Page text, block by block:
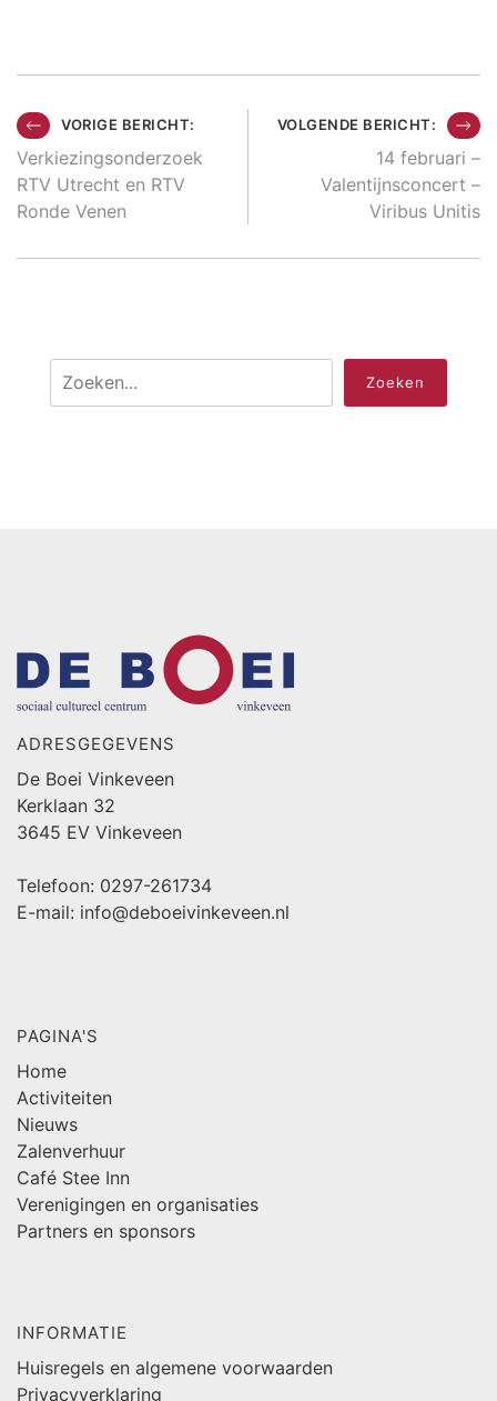
Berichtnavigatie
VORIGE BERICHT:
Verkiezingsonderzoek
RTV Utrecht en RTV
Ronde Venen
VOLGENDE BERICHT:
14 februari –
Valentijnsconcert –
Viribus Unitis
Zoeken
ADRESGEGEVENS
De Boei Vinkeveen
Kerklaan 32
3645 EV Vinkeveen
Telefoon: 0297-261734
E-mail: info@deboeivinkeveen.nl
PAGINA'S
Home
Activiteiten
Nieuws
Zalenverhuur
Café Stee Inn
Verenigingen en organisaties
Partners en sponsors
INFORMATIE
Huisregels en algemene voorwaarden
Privacyverklaring